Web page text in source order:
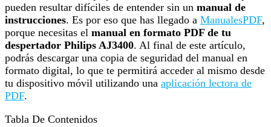
pueden resultar difíciles de entender sin un manual de
instrucciones. Es por eso que has llegado a ManualesPDF,
porque necesitas el manual en formato PDF de tu
despertador Philips AJ3400. Al final de este artículo,
podrás descargar una copia de seguridad del manual en
formato digital, lo que te permitirá acceder al mismo desde
tu dispositivo móvil utilizando una aplicación lectora de
PDF.
Tabla De Contenidos